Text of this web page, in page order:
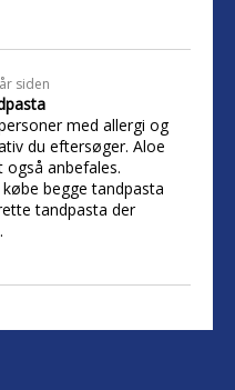
siden
med allergi og
du eftersøger. Aloe
også anbefales.
begge tandpasta
tandpasta der